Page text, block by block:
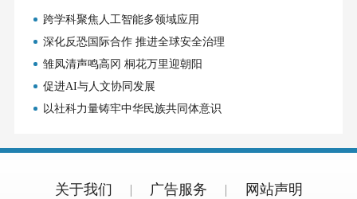
跨学科聚焦人工智能多领域应用
深化反恐国际合作 推进全球安全治理
雏凤清声鸣高冈 桐花万里迎朝阳
促进AI与人文协同发展
以社科力量铸牢中华民族共同体意识
关于我们 广告服务
网站声明